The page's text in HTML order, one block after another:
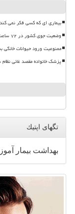
بیماری ای که کسی فکر نمی
وضعیت جوی کشور در ۷۲ ساعت آینده موج بارندگی های تابستانه در راه ۱۱ استان
ممنوعیت ورود حیوانات خانگی
پزشک خانواده مقصد غائی
تگهای اپتیك
بهداشت بیمار